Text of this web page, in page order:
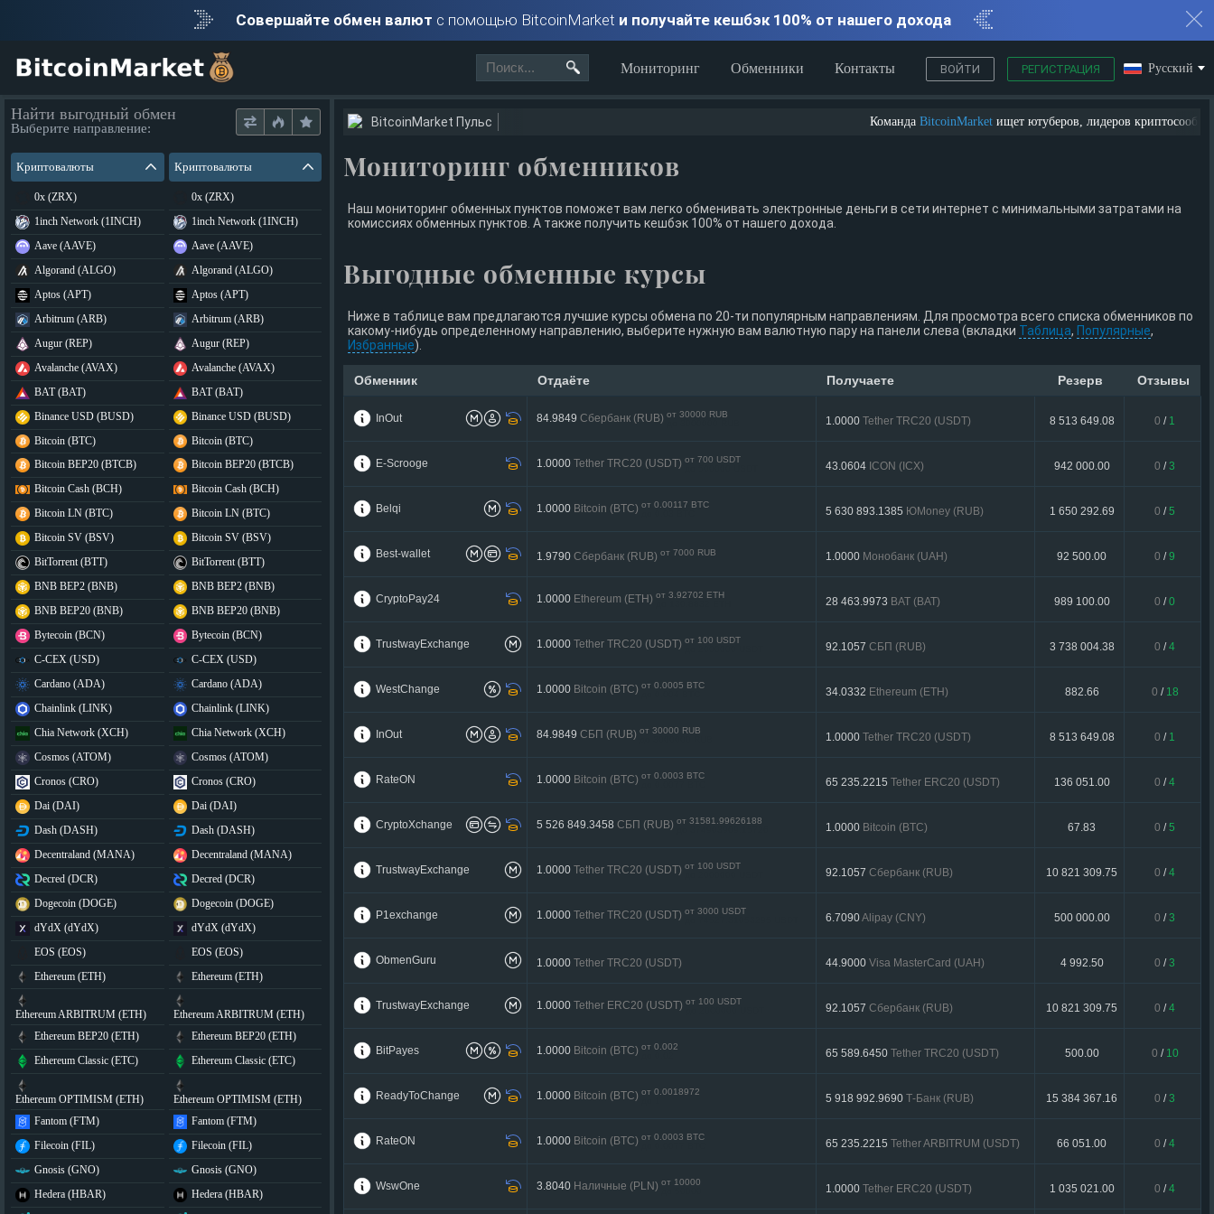
Совершайте обмен валют с помощью BitcoinMarket и получайте кешбэк 100% от нашего дохода
Русский
Мониторинг Обменники Контакты ВОЙТИ РЕГИСТРАЦИЯ
Найти выгодный обмен
Выберите направление:
Криптовалюты
0x (ZRX)
1inch Network (1INCH)
Aave (AAVE)
Algorand (ALGO)
Aptos (APT)
Arbitrum (ARB)
Augur (REP)
Avalanche (AVAX)
BAT (BAT)
Binance USD (BUSD)
Bitcoin (BTC)
Bitcoin BEP20 (BTCB)
Bitcoin Cash (BCH)
Bitcoin LN (BTC)
Bitcoin SV (BSV)
BitTorrent (BTT)
BNB BEP2 (BNB)
BNB BEP20 (BNB)
Bytecoin (BCN)
C-CEX (USD)
Cardano (ADA)
Chainlink (LINK)
Chia Network (XCH)
Cosmos (ATOM)
Cronos (CRO)
Dai (DAI)
Dash (DASH)
Decentraland (MANA)
Decred (DCR)
Dogecoin (DOGE)
dYdX (dYdX)
EOS (EOS)
Ethereum (ETH)
Ethereum ARBITRUM (ETH)
Ethereum BEP20 (ETH)
Ethereum Classic (ETC)
Ethereum OPTIMISM (ETH)
Fantom (FTM)
Filecoin (FIL)
Gnosis (GNO)
Hedera (HBAR)
Криптовалюты
0x (ZRX)
1inch Network (1INCH)
Aave (AAVE)
Algorand (ALGO)
Aptos (APT)
Arbitrum (ARB)
Augur (REP)
Avalanche (AVAX)
BAT (BAT)
Binance USD (BUSD)
Bitcoin (BTC)
Bitcoin BEP20 (BTCB)
Bitcoin Cash (BCH)
Bitcoin LN (BTC)
Bitcoin SV (BSV)
BitTorrent (BTT)
BNB BEP2 (BNB)
BNB BEP20 (BNB)
Bytecoin (BCN)
C-CEX (USD)
Cardano (ADA)
Chainlink (LINK)
Chia Network (XCH)
Cosmos (ATOM)
Cronos (CRO)
Dai (DAI)
Dash (DASH)
Decentraland (MANA)
Decred (DCR)
Dogecoin (DOGE)
dYdX (dYdX)
EOS (EOS)
Ethereum (ETH)
Ethereum ARBITRUM (ETH)
Ethereum BEP20 (ETH)
Ethereum Classic (ETC)
Ethereum OPTIMISM (ETH)
Fantom (FTM)
Filecoin (FIL)
Gnosis (GNO)
Hedera (HBAR)
BitcoinMarket Пульс КомандаBitcoinMarketищет ютуберов, лидеров
Мониторинг обменников
Наш мониторинг обменных пунктов поможет вам легко обменивать электронные деньги в сети интернет с минимальными затратами на
комиссиях обменных пунктов. А также получить кешбэк 100% от нашего дохода.
Выгодные обменные курсы
Ниже в таблице вам предлагаются лучшие курсы обмена по 20-ти популярным направлениям. Для просмотра всего списка обменников по
какому-нибудь определенному направлению, выберите нужную вам валютную пару на панели слева (вкладки Таблица, Популярные,
Избранные).
Обменник Отдаёте Получаете Резерв Отзывы
InOut 84.9849 Сбербанк (RUB) от 30000 RUB
1.0000 Tether TRC20 (USDT) 8 513 649.08 0 / 1
E-Scrooge 1.0000 Tether TRC20 (USDT) от 700 USDT
43.0604 ICON (ICX) 942 000.00 0 /3
Belqi 1.0000 Bitcoin (BTC) от 0.00117 BTC
5 630 893.1385 ЮMoney (RUB) 1 650 292.69 0 /5
Best-wallet 1.9790 Сбербанк (RUB) от 7000 RUB 1.0000 Монобанк (UAH) 92 500.00 0 /9
CryptoPay24 1.0000 Ethereum (ETH) от 3.92702 ETH
28 463.9973 BAT (BAT) 989 100.00 0 /0
TrustwayExchange 1.0000 Tether TRC20 (USDT) от 100 USDT
92.1057 СБП (RUB) 3 738 004.38 0 /4
WestChange 1.0000 Bitcoin (BTC) от 0.0005 BTC
34.0332 Ethereum (ETH) 882.66 0 / 18
InOut 84.9849 СБП (RUB) от 30000 RUB
1.0000 Tether TRC20 (USDT) 8 513 649.08 0 / 1
RateON 1.0000 Bitcoin (BTC) от 0.0003 BTC
65 235.2215 Tether ERC20 (USDT) 136 051.00 0 /4
CryptoXchange 5 526 849.3458 СБП (RUB) от 31581.99626188
1.0000 Bitcoin (BTC) 67.83 0 /5
TrustwayExchange 1.0000 Tether TRC20 (USDT) от 100 USDT
92.1057 Сбербанк (RUB) 10 821 309.75 0 /4
P1exchange 1.0000 Tether TRC20 (USDT) от 3000 USDT
6.7090Alipay (CNY) 500 000.00 0 /3
ObmenGuru 1.0000 Tether TRC20 (USDT) 44.9000 Visa MasterCard (UAH) 4 992.50 0 /3
TrustwayExchange 1.0000 Tether ERC20 (USDT) от 100 USDT
92.1057 Сбербанк (RUB) 10 821 309.75 0 /4
BitPayes 1.0000 Bitcoin (BTC) от 0.002
65 589.6450 Tether TRC20 (USDT) 500.00 0 / 10
ReadyToChange 1.0000 Bitcoin (BTC) от 0.0018972
5 918 992.9690 Т-Банк (RUB) 15 384 367.16 0 /3
RateON 1.0000 Bitcoin (BTC) от 0.0003 BTC
65 235.2215 Tether ARBITRUM (USDT) 66 051.00 0 /4
WswOne 3.8040 Наличные (PLN) от 10000
1.0000 Tether ERC20 (USDT) 1 035 021.00 0 /4